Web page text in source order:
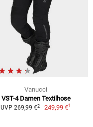
Vanucci
VST-4 Damen Textilhose
UVP 269,99 €2 249,99 €1